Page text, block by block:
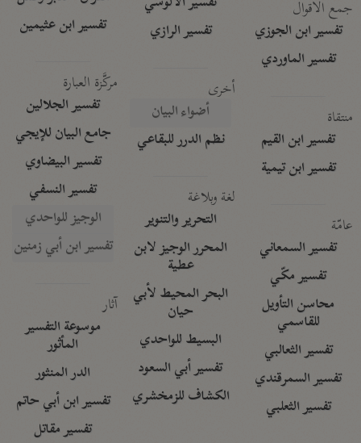
جمع الأقوال
تفسير ابن الجوزي
تفسير الماوردي
منتقاة
تفسير ابن القيم
تفسير ابن تيمية
عامّة
تفسير السمعاني
تفسير مكّي
محاسن التأويل
للقاسمي
تفسير الثعالبي
تفسير السمرقندي
تفسير الثعلبي
تفسير الرازي
أخرى
أضواء البيان
نظم الدرر للبقاعي
لغة وبلاغة
التحرير والتنوير
المحرر الوجيز لابن
عطية
البحر المحيط لأبي
حيان
البسيط للواحدي
تفسير أبي السعود
الكشاف للزمخشري
تفسير ابن عثيمين
مركَّزة العبارة
تفسير الجلالين
جامع البيان للإيجي
تفسير البيضاوي
تفسير النسفي
الوجيز للواحدي
تفسير ابن أبي زمنين
آثار
موسوعة التفسير
المأثور
الدر المنثور
تفسير ابن أبي حاتم
تفسير مقاتل